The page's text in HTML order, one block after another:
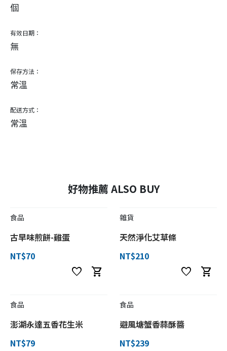
個
有效日期：
無
保存方法：
常溫
配送方式：
常溫
好物推薦 ALSO BUY
食品
古早味煎餅-雞蛋
NT$70
favorite shopping_cart
雜貨
天然淨化艾草條
NT$210
favorite shopping_cart
食品
澎湖永達五香花生米
NT$79
食品
避風塘蟹香蒜酥醬
NT$239